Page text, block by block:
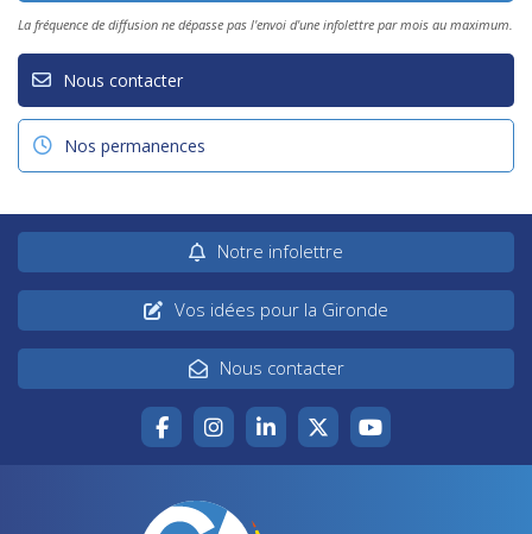
La fréquence de diffusion ne dépasse pas l'envoi d'une infolettre par mois au maximum.
Nous contacter
Nos permanences
Notre infolettre
Vos idées pour la Gironde
Nous contacter